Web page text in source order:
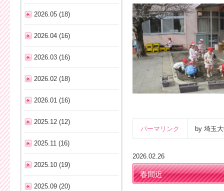
パーマリンク by 埼玉
2026.02.26
春間近
2026.05 (18)
2026.04 (16)
2026.03 (16)
2026.02 (18)
2026.01 (16)
2025.12 (12)
2025.11 (16)
2025.10 (19)
2025.09 (20)